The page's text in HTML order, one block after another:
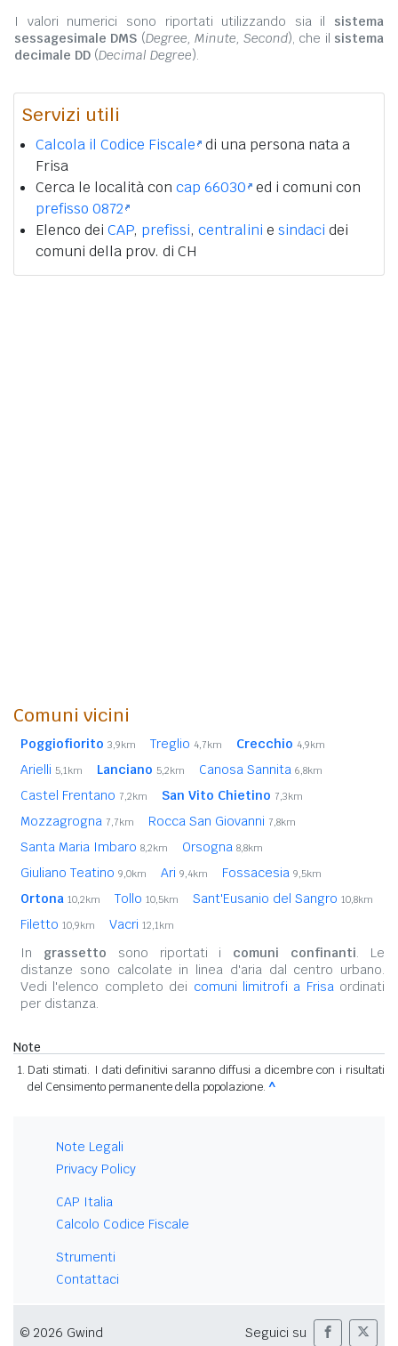
I valori numerici sono riportati utilizzando sia il sistema
sessagesimale DMS (Degree, Minute, Second), che il sistema
decimale DD (Decimal Degree).
Servizi utili
Calcola il Codice Fiscale di una persona nata a
Frisa
Cerca le località con cap 66030 ed i comuni con
prefisso 0872
Elenco dei CAP, prefissi, centralini e sindaci dei
comuni della prov. di CH
Comuni vicini
Poggiofiorito 3,9km Treglio 4,7km Crecchio 4,9km
Arielli 5,1km Lanciano 5,2km Canosa Sannita 6,8km
Castel Frentano 7,2km San Vito Chietino 7,3km
Mozzagrogna 7,7km Rocca San Giovanni 7,8km
Santa Maria Imbaro 8,2km Orsogna 8,8km
Giuliano Teatino 9,0km Ari 9,4km Fossacesia 9,5km
Ortona 10,2km Tollo 10,5km Sant'Eusanio del Sangro 10,8km
Filetto 10,9km Vacri 12,1km
In grassetto sono riportati i comuni confinanti. Le
distanze sono calcolate in linea d'aria dal centro urbano.
Vedi l'elenco completo dei comuni limitrofi a Frisaordinati
per distanza.
Note
Dati stimati. I dati definitivi saranno diffusi a dicembre con i risultati
del Censimento permanente della popolazione. ^
Note Legali
Privacy Policy
CAP Italia
Calcolo Codice Fiscale
Strumenti
Contattaci
© 2026 Gwind Seguici su